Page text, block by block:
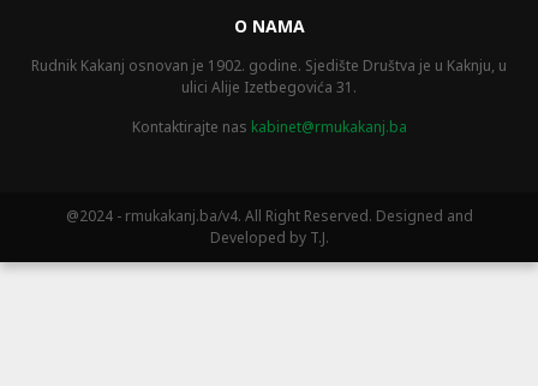
O NAMA
Rudnik Kakanj osnovan je 1902. godine. Sjedište Društva je u Kaknju, u
ulici Alije Izetbegovića 31.
Kontaktirajte nas kabinet@rmukakanj.ba
@2024 - rmukakanj.ba/v4. All Right Reserved. Designed and
Developed by T.J.